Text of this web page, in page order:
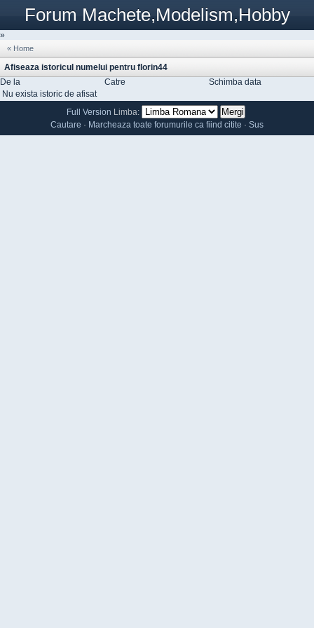
Forum Machete,Modelism,Hobby
»
« Home
Afiseaza istoricul numelui pentru florin44
De la
Catre
Schimba data
Nu exista istoric de afisat
Full Version Limba:
Cautare · Marcheaza toate forumurile ca fiind citite · Sus